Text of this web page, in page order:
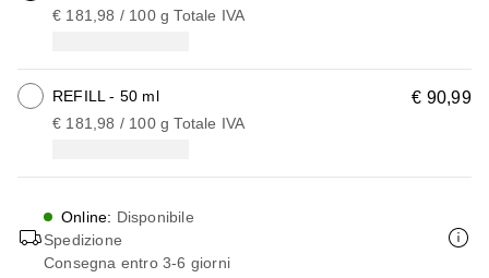
€ 181,98 / 100 g Totale IVA
€ 90,99
REFILL - 50 ml
€ 181,98 / 100 g Totale IVA
Online: Disponibile
Spedizione
Consegna entro 3-6 giorni